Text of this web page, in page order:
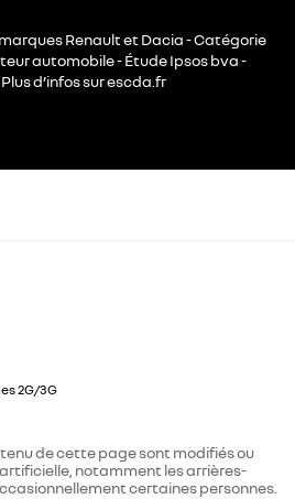
Renault et Dacia - Catégorie
automobile - Étude Ipsos bva -
d’infos sur escda.fr
2G/3G
de cette page sont modifiés ou
notamment les arrières-
certaines personnes.